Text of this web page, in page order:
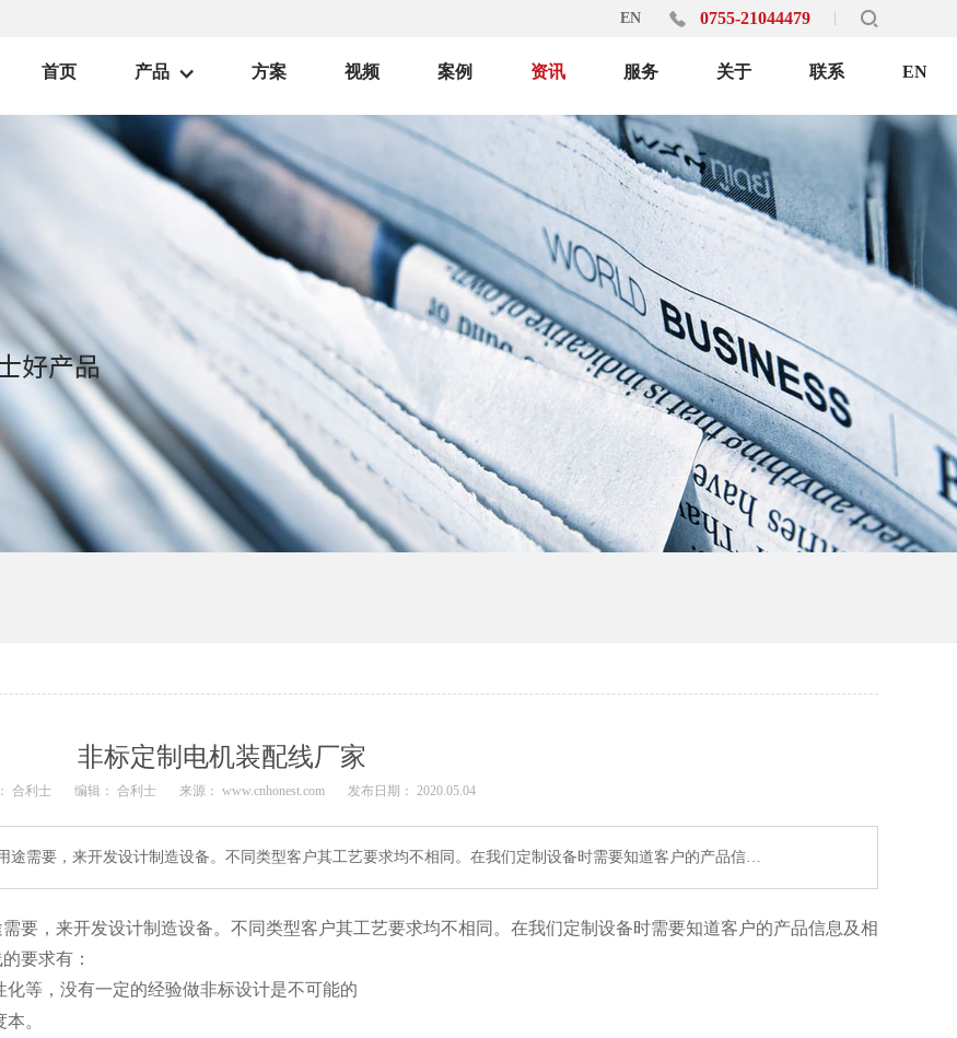
0755-21044479
EN
首页 产品 方案 视频 案例 资讯 服务 关于 联系
EN
非标定制电机装配线厂家
合利士 编辑： 合利士 来源： www.cnhonest.com 发布日期： 2020.05.04
途需要，来开发设计制造设备。不同类型客户其工艺要求均不相同。在我们定制设备时需要知道客户的产品信…
要，来开发设计制造设备。不同类型客户其工艺要求均不相同。在我们定制设备时需要知道客户的产品信息及相
要求有：
等，没有一定的经验做非标设计是不可能的
。